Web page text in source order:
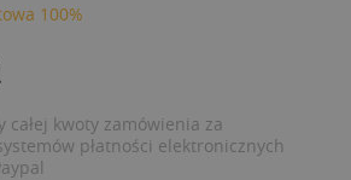
100%
całej kwoty zamówienia za
płatności elektronicznych